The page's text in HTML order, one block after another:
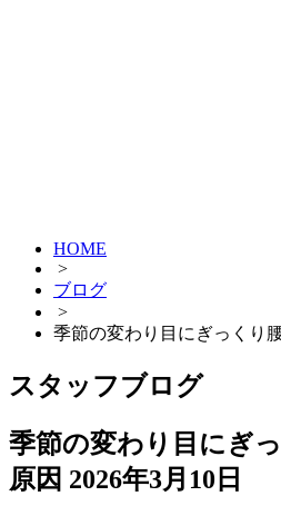
HOME
>
ブログ
>
季節の変わり目にぎっくり
スタッフブログ
季節の変わり目にぎ
原因 2026年3月10日